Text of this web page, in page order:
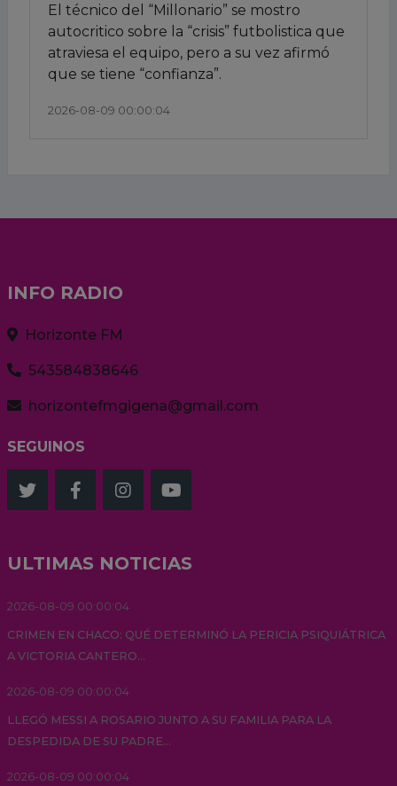
El técnico del “Millonario” se mostro
autocritico sobre la “crisis” futbolistica que
atraviesa el equipo, pero a su vez afirmó
que se tiene “confianza”.
2026-08-09 00:00:04
INFO RADIO
Horizonte FM
543584838646
horizontefmgigena@gmail.com
SEGUINOS
ULTIMAS NOTICIAS
2026-08-09 00:00:04
CRIMEN EN CHACO: QUÉ DETERMINÓ LA PERICIA PSIQUIÁTRICA
A VICTORIA CANTERO...
2026-08-09 00:00:04
LLEGÓ MESSI A ROSARIO JUNTO A SU FAMILIA PARA LA
DESPEDIDA DE SU PADRE...
2026-08-09 00:00:04